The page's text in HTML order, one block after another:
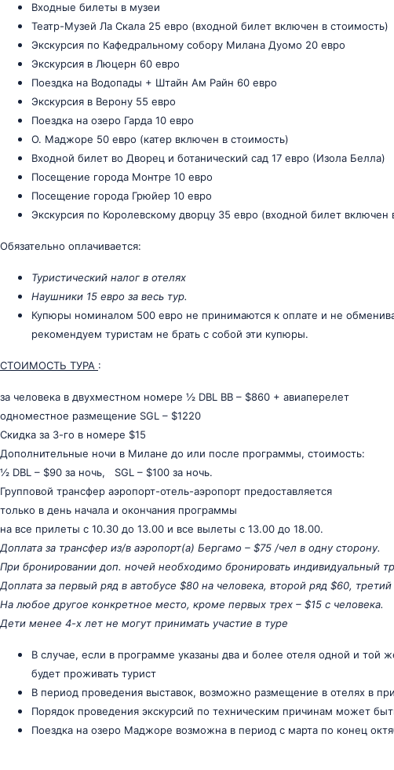
Входные билеты в музеи
Театр-Музей Ла Скала 25 евро (входной билет включен в стоимость)
Экскурсия по Кафедральному собору Милана Дуомо 20 евро
Экскурсия в Люцерн 60 евро
Поездка на Водопады + Штайн Ам Райн 60 евро
Экскурсия в Верону 55 евро
Поездка на озеро Гарда 10 евро
О. Маджоре 50 евро (катер включен в стоимость)
Входной билет во Дворец и ботанический сад 17 евро (Изола Белла)
Посещение города Монтре 10 евро
Посещение города Грюйер 10 евро
Экскурсия по Королевскому дворцу 35 евро (входной билет включен
Обязательно оплачивается:
Туристический налог в отелях
Наушники 15 евро за весь тур.
Купюры номиналом 500 евро не принимаются к оплате и не
рекомендуем туристам не брать с собой эти купюры.
СТОИМОСТЬ ТУРА :
за человека в двухместном номере ½ DBL ВВ – $860 + авиаперелет
одноместное размещение SGL – $1220
Скидка за 3-го в номере $15
Дополнительные ночи в Милане до или после программы, стоимость:
½ DBL – $90 за ночь, SGL – $100 за ночь.
Групповой трансфер аэропорт-отель-аэропорт предоставляется
только в день начала и окончания программы
на все прилеты с 10.30 до 13.00 и все вылеты с 13.00 до 18.00.
Доплата за трансфер из/в аэропорт(а) Бергамо – $75 /чел в одну сторону.
При бронировании доп. ночей необходимо бронировать индивидуальный
Доплата за первый ряд в автобусе $80 на человека, второй ряд $60,
На любое другое конкретное место, кроме первых трех – $15 с человека.
Дети менее 4-х лет не могут принимать участие в туре
В случае, если в программе указаны два и более отеля одной и той
будет проживать турист
В период проведения выставок, возможно размещение в отелях в
Порядок проведения экскурсий по техническим причинам может
Поездка на озеро Маджоре возможна в период с марта по конец